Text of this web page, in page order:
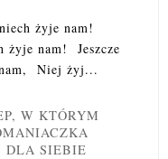
żyje nam!
żyje nam! Jeszcze
Niej żyj...
W KTÓRYM
DLA SIEBIE